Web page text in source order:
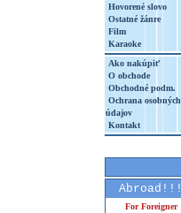
Hovorené slovo
Ostatné žánre
Film
Karaoke
Ako nakúpiť
O obchode
Obchodné podm.
Ochrana osobných
údajov
Kontakt
Abroad!!!
For Foreigner